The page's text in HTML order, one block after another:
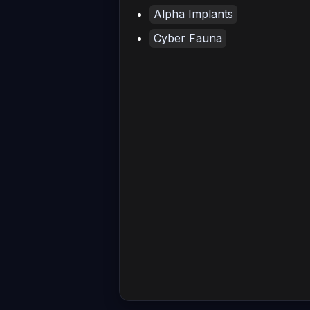
Alpha Implants
Cyber Fauna